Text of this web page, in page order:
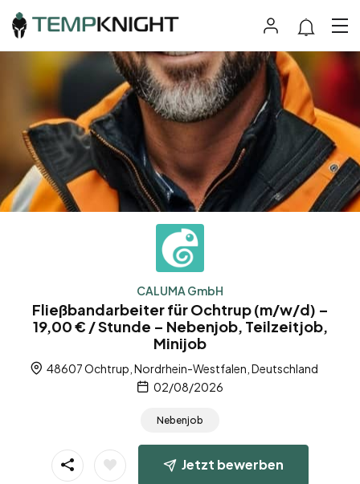
CALUMA GmbH
Fließbandarbeiter für Ochtrup (m/w/d) –
19,00 € / Stunde – Nebenjob, Teilzeitjob,
Minijob
48607 Ochtrup, Nordrhein-Westfalen, Deutschland
02/08/2026
Nebenjob
Jetzt bewerben